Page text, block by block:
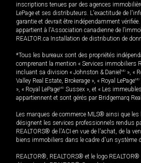
inscriptions tenues par des agences
LePage et ses distributeurs. L'exactitude de
garantie et devrait être indépendamment
appartient à l'Association canadienne de
REALTOR.ca Installation de distribution de
*Tous les bureaux sont des propriétés
comprenant la mention « Services immobiliers
incluant sa division « Johnston & Daniel MD », «
Valley Real Estate, Brokerage », « Royal LePageMD
», « Royal LePageMD Sussex », et « Les
appartiennent et sont gérés par Bridgemarq
Les marques de commerce MLS® ainsi que
désignent les services professionnels rendus
REALTORS® de l'ACI en vue de l'achat, de la
biens immobiliers dans le cadre d'un système
REALTOR®, REALTORS® et le logo